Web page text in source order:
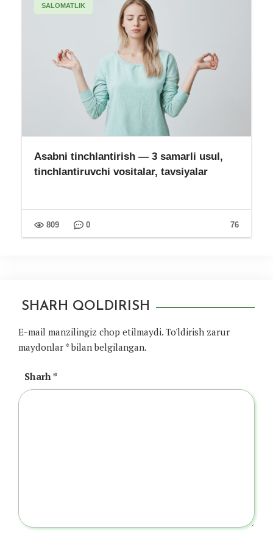
SALOMATLIK
Asabni tinchlantirish — 3 samarli usul,
tinchlantiruvchi vositalar, tavsiyalar
76
809 0
SHARH QOLDIRISH
E-mail manzilingiz chop etilmaydi. To'ldirish zarur
maydonlar *bilan belgilangan.
Sharh*